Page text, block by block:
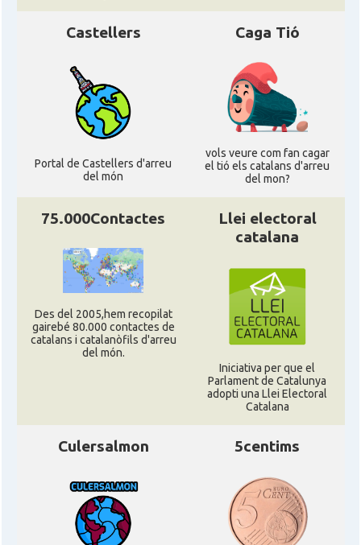
Castellers
Portal de Castellers d'arreu
del món
Caga Tió
vols veure com fan cagar
el tió els catalans d'arreu
del mon?
75.000Contactes
Des del 2005,hem recopilat
gairebé 80.000 contactes de
catalans i catalanòfils d'arreu
del món.
Llei electoral
catalana
Iniciativa per que el
Parlament de Catalunya
adopti una Llei Electoral
Catalana
Culersalmon 5centims